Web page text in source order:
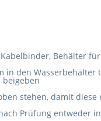
Behälter für
in den
beigeben
stehen, damit
Prüfung entweder